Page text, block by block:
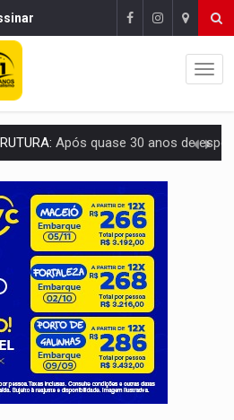
de Rondônia estreia na programação do Festival de
Sgt. Mouza esclarece 'erro de digitação' em declaração de
Sinjur parabeniza servidores pelo adicional de incentivo com
Legal:AVISO DE LICITAÇÃO: Pregão Eletrônico Nº 12/2026
apreende mais de uma tonelada de drogas em fundo
PRESENTES: Confira os sorteados na promoção
Idoso é filmado furtando bicicleta na frente
de Nova Mamoré terá seu primeiro